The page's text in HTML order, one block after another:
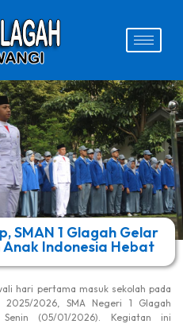
SMAN 1 Glagah Gelar
Indonesia Hebat
hari pertama masuk sekolah pada
2025/2026, SMA Negeri 1 Glagah
(05/01/2026). Kegiatan ini